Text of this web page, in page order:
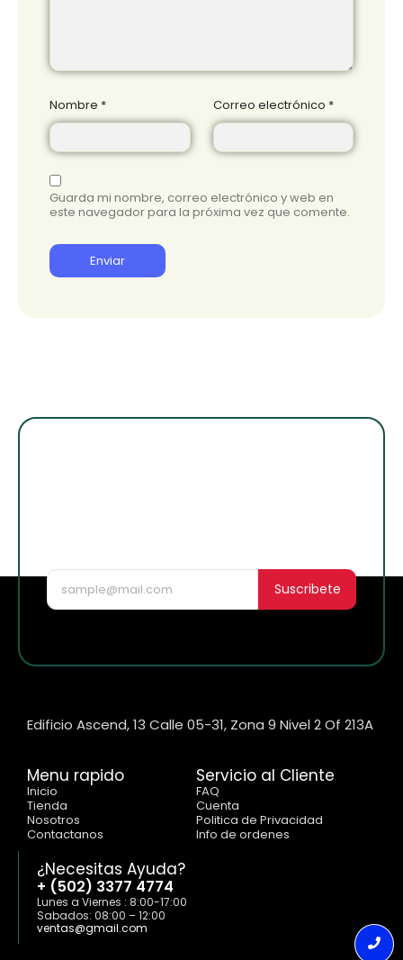
Nombre * Correo electrónico *
Guarda mi nombre, correo electrónico y web en
este navegador para la próxima vez que comente.
Suscribete
Edificio Ascend, 13 Calle 05-31, Zona 9 Nivel 2 Of 213A
Menu rapido
Inicio
Tienda
Nosotros
Contactanos
Servicio al Cliente
FAQ
Cuenta
Politica de Privacidad
Info de ordenes
¿Necesitas Ayuda?
+ (502) 3377 4774
Lunes a Viernes : 8:00-17:00
Sabados: 08:00 – 12:00
ventas@gmail.com